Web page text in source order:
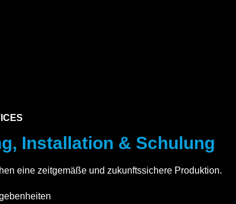
Installation & Schulung
eine zeitgemäße und zukunftssichere Produktion.